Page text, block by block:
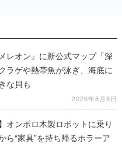
レオン』に新公式マップ「深
ラゲや熱帯魚が泳ぎ、海底に
な貝も
2026年8月8日
オンボロ木製ロボットに乗り
ら“家具”を持ち帰るホラーア